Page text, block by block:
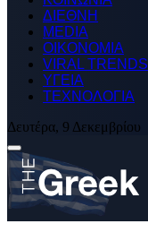
ΔΙΕΘΝΗ
MEDIA
ΟΙΚΟΝΟΜΙΑ
VIRAL TRENDS
ΥΓΕΙΑ
ΤΕΧΝΟΛΟΓΙΑ
Δευτέρα, 9 Δεκεμβρίου